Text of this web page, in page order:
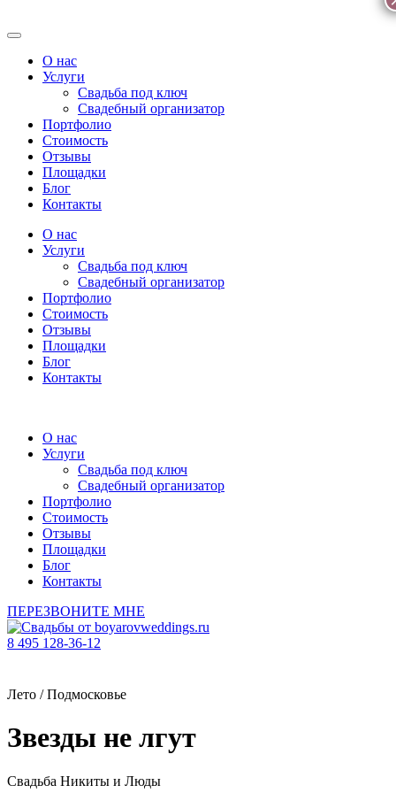
О нас
Услуги
Свадьба под ключ
Свадебный организатор
Портфолио
Стоимость
Отзывы
Площадки
Блог
Контакты
О нас
Услуги
Свадьба под ключ
Свадебный организатор
Портфолио
Стоимость
Отзывы
Площадки
Блог
Контакты
О нас
Услуги
Свадьба под ключ
Свадебный организатор
Портфолио
Стоимость
Отзывы
Площадки
Блог
Контакты
ПЕРЕЗВОНИТЕ МНЕ
8 495 128-36-12
Лето / Подмосковье
Звезды не лгут
Свадьба Никиты и Люды